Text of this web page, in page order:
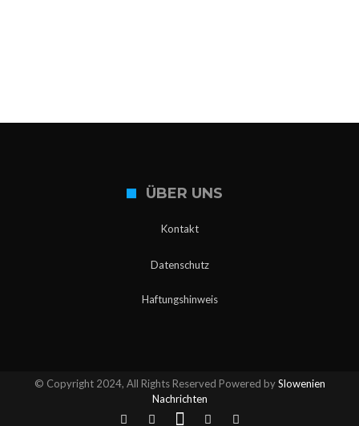
ÜBER UNS
Kontakt
Datenschutz
Haftungshinweis
© Copyright 2024, All Rights Reserved Powered bySlowenien
Nachrichten